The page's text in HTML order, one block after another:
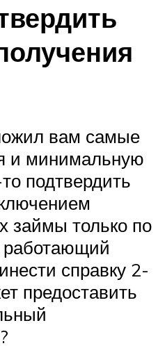
вам самые
и минимальную
подтвердить
займы только по
работающий
справку 2-
предоставить